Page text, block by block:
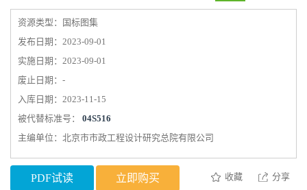
资源类型：国标图集
发布日期：2023-09-01
实施日期：2023-09-01
废止日期：-
入库日期：2023-11-15
被代替标准号： 04S516
主编单位：北京市市政工程设计研究总院有限公司
PDF试读 立即购买 收藏 分享